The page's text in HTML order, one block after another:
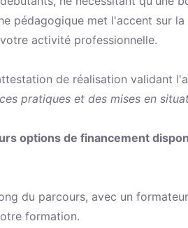
pédagogique met l'accent sur
activité professionnelle.
de réalisation validant
pratiques et des mises en
options de financement
du parcours, avec un
formation.